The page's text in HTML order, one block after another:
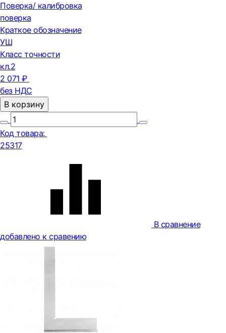
Поверка/ калибровка
поверка
Краткое обозначение
УШ
Класс точности
кл.2
2 071 ₽
без НДС
В корзину
Код товара:
25317
В сравнение
добавлено к сравению